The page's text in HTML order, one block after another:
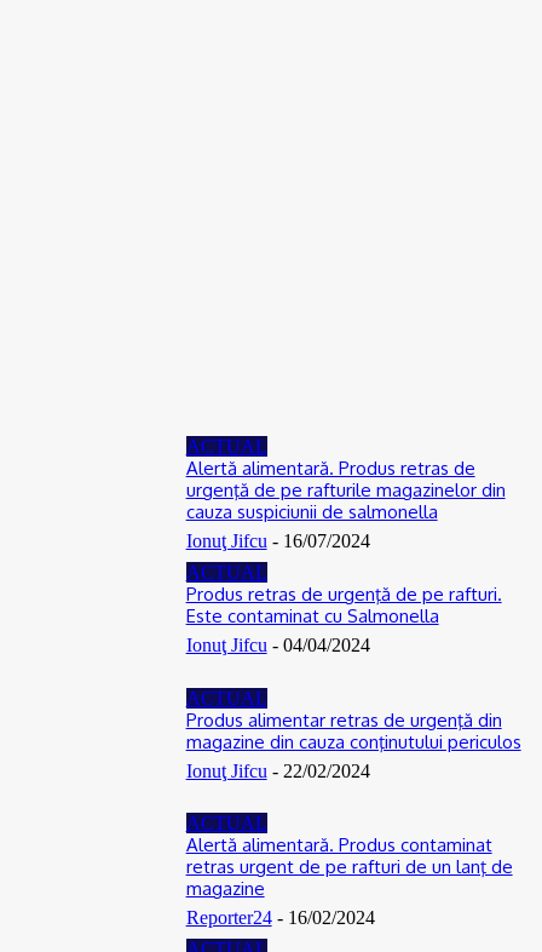
ACTUAL
Alertă alimentară. Produs retras de
urgenţă de pe rafturile magazinelor din
cauza suspiciunii de salmonella
Ionuţ Jifcu - 16/07/2024
ACTUAL
Produs retras de urgenţă de pe rafturi.
Este contaminat cu Salmonella
Ionuţ Jifcu - 04/04/2024
ACTUAL
Produs alimentar retras de urgenţă din
magazine din cauza conţinutului periculos
Ionuţ Jifcu - 22/02/2024
ACTUAL
Alertă alimentară. Produs contaminat
retras urgent de pe rafturi de un lanţ de
magazine
Reporter24 - 16/02/2024